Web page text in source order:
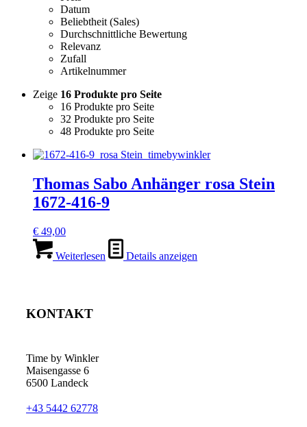
Datum
Beliebtheit (Sales)
Durchschnittliche Bewertung
Relevanz
Zufall
Artikelnummer
Zeige 16 Produkte pro Seite
16 Produkte pro Seite
32 Produkte pro Seite
48 Produkte pro Seite
Thomas Sabo Anhänger rosa Stein
1672-416-9
€ 49,00
Weiterlesen Details anzeigen
KONTAKT
Time by Winkler
Maisengasse 6
6500 Landeck
+43 5442 62778